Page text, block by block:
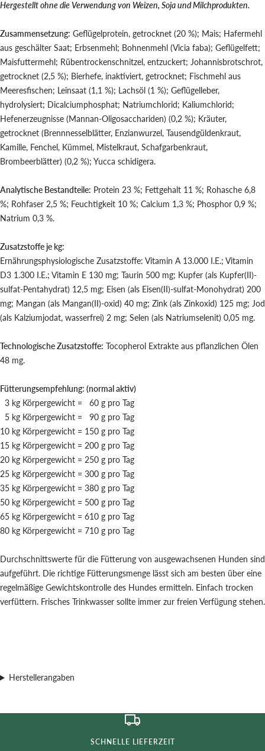
Hergestellt ohne die Verwendung von Weizen, Soja und Milchprodukten.
Zusammensetzung: Geflügelprotein, getrocknet (20 %); Mais; Hafermehl
aus geschälter Saat; Erbsenmehl; Bohnenmehl (Vicia faba); Geflügelfett;
Maisfuttermehl; Rübentrockenschnitzel, entzuckert; Johannisbrotschrot,
getrocknet (2,5 %); Bierhefe, inaktiviert, getrocknet; Fischmehl aus
Meeresfischen; Leinsaat (1,1 %); Lachsöl (1 %); Geflügelleber,
hydrolysiert; Dicalciumphosphat; Natriumchlorid; Kaliumchlorid;
Hefenerzeugnisse (Mannan-Oligosacchariden) (0,2 %); Kräuter,
getrocknet (Brennnesselblätter, Enzianwurzel, Tausendgüldenkraut,
Kamille, Fenchel, Kümmel, Mistelkraut, Schafgarbenkraut,
Brombeerblätter) (0,2 %); Yucca schidigera.
Analytische Bestandteile: Protein 23 %; Fettgehalt 11 %; Rohasche 6,8
%; Rohfaser 2,5 %; Feuchtigkeit 10 %; Calcium 1,3 %; Phosphor 0,9 %;
Natrium 0,3 %.
Zusatzstoffe je kg:
Ernährungsphysiologische Zusatzstoffe: Vitamin A 13.000 I.E.; Vitamin
D3 1.300 I.E.; Vitamin E 130 mg; Taurin 500 mg; Kupfer (als Kupfer(II)-
sulfat-Pentahydrat) 12,5 mg; Eisen (als Eisen(II)-sulfat-Monohydrat) 200
mg; Mangan (als Mangan(II)-oxid) 40 mg; Zink (als Zinkoxid) 125 mg; Jod
(als Kalziumjodat, wasserfrei) 2 mg; Selen (als Natriumselenit) 0,05 mg.
Technologische Zusatzstoffe: Tocopherol Extrakte aus pflanzlichen Ölen
48 mg.
Fütterungsempfehlung: (normal aktiv)
3 kg Körpergewicht = 60 g pro Tag
5 kg Körpergewicht = 90 g pro Tag
10 kg Körpergewicht = 150 g pro Tag
15 kg Körpergewicht = 200 g pro Tag
20 kg Körpergewicht = 250 g pro Tag
25 kg Körpergewicht = 300 g pro Tag
35 kg Körpergewicht = 380 g pro Tag
50 kg Körpergewicht = 500 g pro Tag
65 kg Körpergewicht = 610 g pro Tag
80 kg Körpergewicht = 710 g pro Tag
Durchschnittswerte für die Fütterung von ausgewachsenen Hunden sind
aufgeführt. Die richtige Fütterungsmenge lässt sich am besten über eine
regelmäßige Gewichtskontrolle des Hundes ermitteln. Einfach trocken
verfüttern. Frisches Trinkwasser sollte immer zur freien Verfügung stehen.
Herstellerangaben
SCHNELLE LIEFERZEIT